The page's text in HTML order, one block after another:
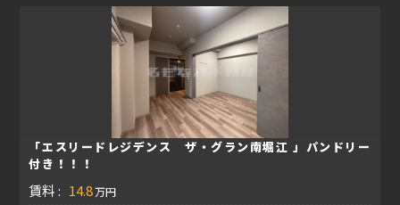
「エスリードレジデンス ザ・グラン南堀江 」パンドリー
付き！！！
賃料 : 14.8万円